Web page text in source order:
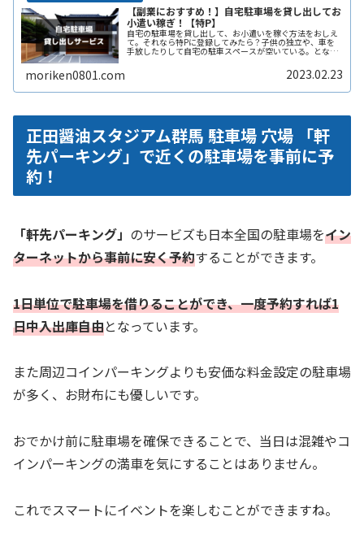
【副業におすすめ！】自宅駐車場を貸し出してお
小遣い稼ぎ！【特P】
自宅の駐車場を貸し出して、お小遣いを稼ぐ方法をおしえ
て。それなら特Pに登録してみたら？子供の独立や、車を
手放したりして自宅の駐車スペースが空いている。となり
貸すと副収入になると聞いたことがReadMore...
moriken0801.com 2023.02.23
正田醤油スタジアム群馬 駐車場 穴場 「軒
先パーキング」で近くの駐車場を事前に予
約！
「軒先パーキング」 のサービズも日本全国の駐車場をイン
ターネットから事前に安く予約することができます。
1日単位で駐車場を借りることができ、一度予約すれば1
日中入出庫自由となっています。
また周辺コインパーキングよりも安価な料金設定の駐車場
が多く、お財布にも優しいです。
おでかけ前に駐車場を確保できることで、当日は混雑やコ
インパーキングの満車を気にすることはありません。
これでスマートにイベントを楽しむことができますね。